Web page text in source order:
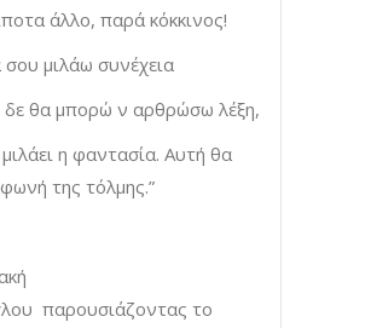
άλλο, παρά κόκκινος!
σου μιλάω συνέχεια
δε θα μπορώ ν αρθρώσω λέξη,
η φαντασία. Αυτή θα
φωνή της τόλμης.”
παρουσιάζοντας το